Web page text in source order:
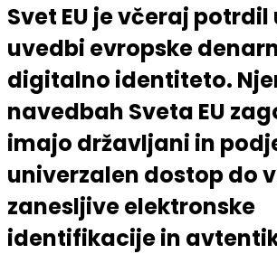
Svet EU je včeraj
uvedbi evropske
digitalno identiteto.
navedbah Sveta EU
imajo državljani in
univerzalen dostop do
zanesljive elektronske
identifikacije in